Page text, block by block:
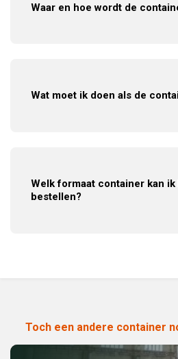
Waar en hoe wordt de
Wat moet ik doen als de
Welk formaat container kan
bestellen?
Toch een andere container